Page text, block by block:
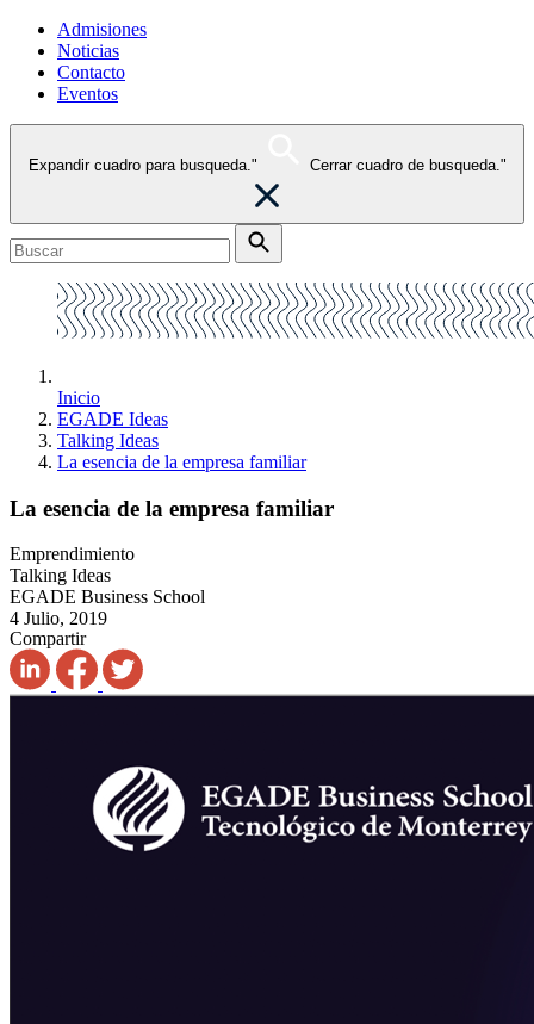
Admisiones
Noticias
Contacto
Eventos
Expandir cuadro para busqueda." Cerrar cuadro de busqueda."
Inicio
EGADE Ideas
Talking Ideas
La esencia de la empresa familiar
La esencia de la empresa familiar
Emprendimiento
Talking Ideas
EGADE Business School
4 Julio, 2019
Compartir